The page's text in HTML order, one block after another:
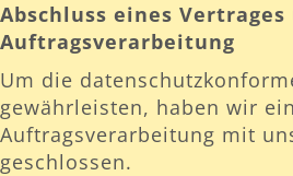
Abschluss eines Vertrages
Auftragsverarbeitung
Um die
gewährleisten, haben wir
Auftragsverarbeitung mit
geschlossen.